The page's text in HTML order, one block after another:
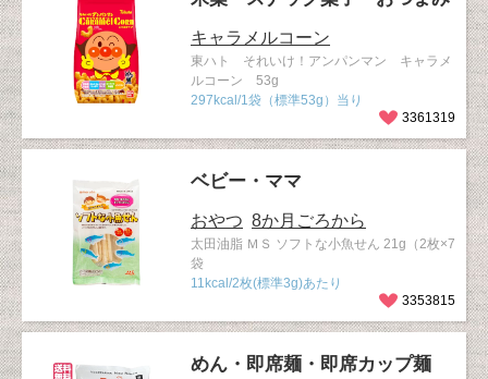
キャラメルコーン
東ハト それいけ！アンパンマン キャラメ
ルコーン 53g
297kcal/1袋（標準53g）当り
3361319
ベビー・ママ
おやつ 8か月ごろから
太田油脂 ＭＳ ソフトな小魚せん 21g（2枚×7
袋
11kcal/2枚(標準3g)あたり
3353815
めん・即席麺・即席カップ麺